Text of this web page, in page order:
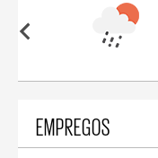
min 17°C
EMPREGOS